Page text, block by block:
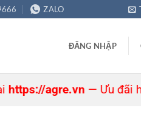
ZALO
ĐĂNG NHẬP
agre.vn— Ưu đãi hấp dẫn